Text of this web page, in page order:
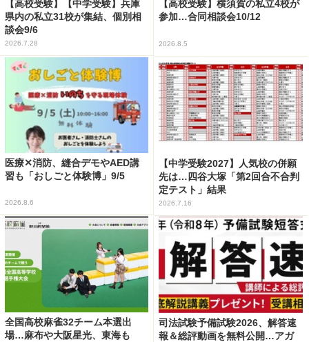
【高校受験】【中学受験】兵庫
県内の私立31校が集結、個別相
談会9/6
2026.7.28
【高校受験】横須賀の私立4校が
参加…合同相談会10/12
2026.8.5
医療✕消防、縫合デモやAED講
習も「おしごと体験博」9/5
2026.8.6
【中学受験2027】人気校の併願
先は…四谷大塚「第2回合不合判
定テスト」結果
2026.7.16
全国高校麻雀32チーム本選出
場…麻布や大阪星光、東海も
司法試験予備試験2026、解答速
報＆総評動画を無料公開…アガ